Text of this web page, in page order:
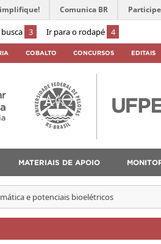
3 Ir para o rodapé 4
Comunica BR Participe
COBALTO CONCURSOS EDITAIS
MATERIAIS DE APOIO
e potenciais bioelétricos